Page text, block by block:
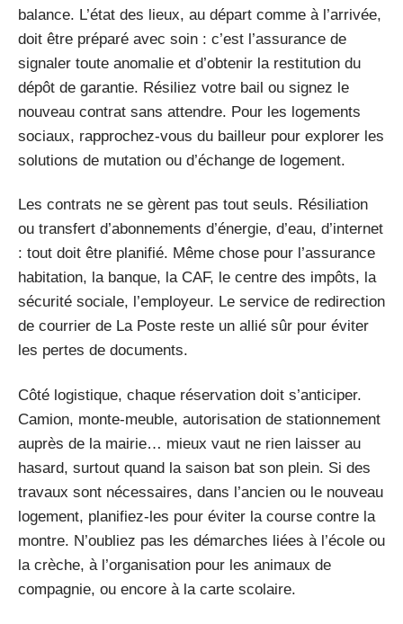
balance. L’état des lieux, au départ comme à l’arrivée,
doit être préparé avec soin : c’est l’assurance de
signaler toute anomalie et d’obtenir la restitution du
dépôt de garantie. Résiliez votre bail ou signez le
nouveau contrat sans attendre. Pour les logements
sociaux, rapprochez-vous du bailleur pour explorer les
solutions de mutation ou d’échange de logement.
Les contrats ne se gèrent pas tout seuls. Résiliation
ou transfert d’abonnements d’énergie, d’eau, d’internet
: tout doit être planifié. Même chose pour l’assurance
habitation, la banque, la CAF, le centre des impôts, la
sécurité sociale, l’employeur. Le service de redirection
de courrier de La Poste reste un allié sûr pour éviter
les pertes de documents.
Côté logistique, chaque réservation doit s’anticiper.
Camion, monte-meuble, autorisation de stationnement
auprès de la mairie… mieux vaut ne rien laisser au
hasard, surtout quand la saison bat son plein. Si des
travaux sont nécessaires, dans l’ancien ou le nouveau
logement, planifiez-les pour éviter la course contre la
montre. N’oubliez pas les démarches liées à l’école ou
la crèche, à l’organisation pour les animaux de
compagnie, ou encore à la carte scolaire.